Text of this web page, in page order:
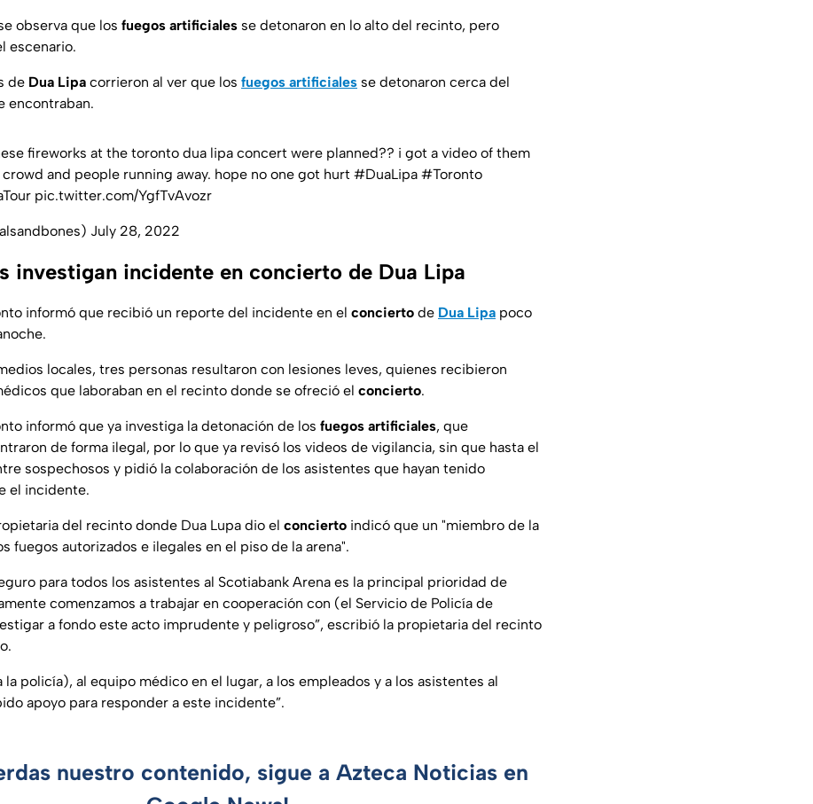
observa que los fuegos artificiales se detonaron en lo alto del recinto, pero
escenario.
de Dua Lipa corrieron al ver que los fuegos artificiales se detonaron cerca del
encontraban.
fireworks at the toronto dua lipa concert were planned?? i got a video of them
and people running away. hope no one got hurt #DuaLipa #Toronto
pic.twitter.com/YgfTvAvozr
July 28, 2022
investigan incidente en concierto de Dua Lipa
informó que recibió un reporte del incidente en el concierto de Dua Lipa poco
locales, tres personas resultaron con lesiones leves, quienes recibieron
que laboraban en el recinto donde se ofreció el concierto.
informó que ya investiga la detonación de los fuegos artificiales, que
de forma ilegal, por lo que ya revisó los videos de vigilancia, sin que hasta el
sospechosos y pidió la colaboración de los asistentes que hayan tenido
el incidente.
del recinto donde Dua Lupa dio el concierto indicó que un "miembro de la
fuegos autorizados e ilegales en el piso de la arena".
para todos los asistentes al Scotiabank Arena es la principal prioridad de
comenzamos a trabajar en cooperación con (el Servicio de Policía de
a fondo este acto imprudente y peligroso”, escribió la propietaria del recinto
la policía), al equipo médico en el lugar, a los empleados y a los asistentes al
apoyo para responder a este incidente”.
nuestro contenido, sigue a Azteca Noticias en